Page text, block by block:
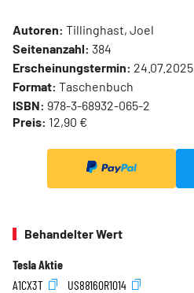
Autoren: Tillinghast, Joel
Seitenanzahl: 384
Erscheinungstermin: 24.07.2025
Format: Taschenbuch
ISBN: 978-3-68932-065-2
Preis: 12,90 €
Behandelter Wert
Tesla Aktie
A1CX3T
US88160R1014